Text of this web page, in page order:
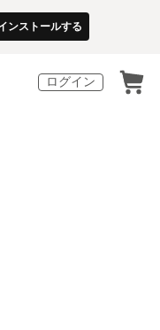
ンストールする
ログイン